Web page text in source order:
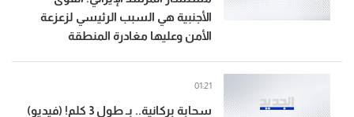
الأجنبية هي السبب الرئيسي لزعزعة
الأمن وعليها مغادرة المنطقة
سحابة بركانية.. بـ طول 3 كلم! (فيديو)
01:21